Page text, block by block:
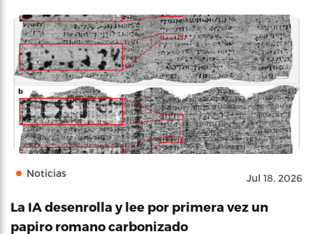
Noticias Jul 18, 2026
La IA desenrolla y lee por primera vez un
papiro romano carbonizado